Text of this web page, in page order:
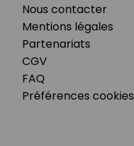
Nous contacter
Mentions légales
Partenariats
CGV
FAQ
Préférences cookies